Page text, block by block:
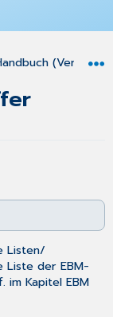
(Version
Listen/
Liste der EBM-
im Kapitel EBM